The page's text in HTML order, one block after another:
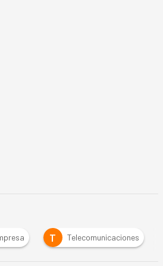
T Telecomunicaciones